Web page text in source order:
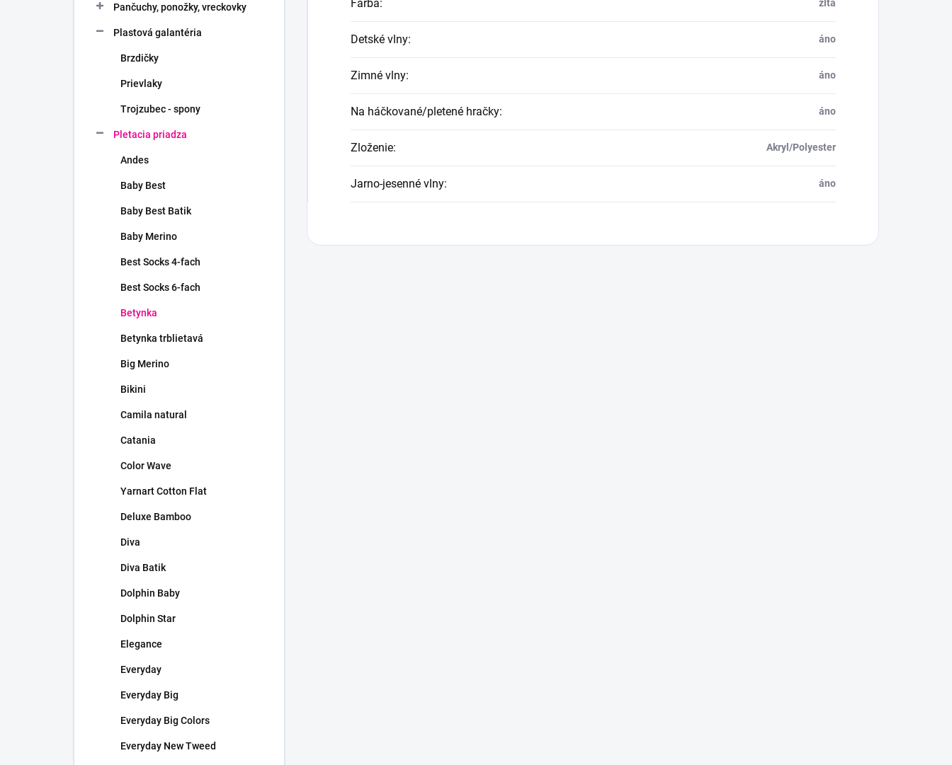
Pančuchy, ponožky, vreckovky
Plastová galantéria
Brzdičky
Prievlaky
Trojzubec - spony
Pletacia priadza
Andes
Baby Best
Baby Best Batik
Baby Merino
Best Socks 4-fach
Best Socks 6-fach
Betynka
Betynka trblietavá
Big Merino
Bikini
Camila natural
Catania
Color Wave
Yarnart Cotton Flat
Deluxe Bamboo
Diva
Diva Batik
Dolphin Baby
Dolphin Star
Elegance
Everyday
Everyday Big
Everyday Big Colors
Everyday New Tweed
Farba: žltá
Detské vlny: áno
Zimné vlny: áno
Na háčkované/pletené hračky: áno
Zloženie: Akryl/Polyester
Jarno-jesenné vlny: áno